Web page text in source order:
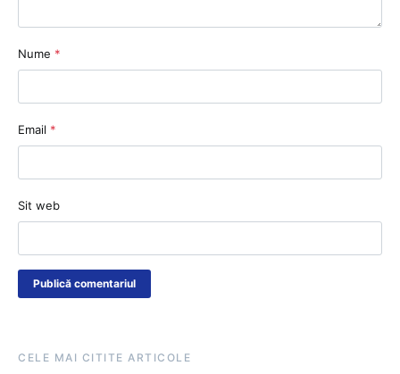
Nume *
Email *
Sit web
CELE MAI CITITE ARTICOLE